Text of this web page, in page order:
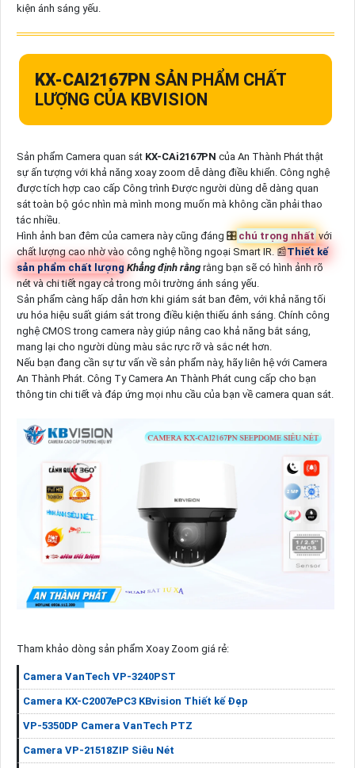
kiện ánh sáng yếu.
KX-CAI2167PN SẢN PHẨM CHẤT
LƯỢNG CỦA KBVISION
Sản phẩm Camera quan sát KX-CAi2167PN của An Thành Phát thật
sự ấn tượng với khả năng xoay zoom dễ dàng điều khiển. Công nghệ
được tích hợp cao cấp Công trình Được người dùng dễ dàng quan
sát toàn bộ góc nhìn mà mình mong muốn mà không cần phải thao
tác nhiều.
Hình ảnh ban đêm của camera này cũng đáng 🎛 chú trọng nhấtvới
chất lượng cao nhờ vào công nghệ hồng ngoại Smart IR. 📰Thiết kế
sản phẩm chất lượng Khẳng định rằngrằng bạn sẽ có hình ảnh rõ
nét và chi tiết ngay cả trong môi trường ánh sáng yếu.
Sản phẩm càng hấp dẫn hơn khi giám sát ban đêm, với khả năng tối
ưu hóa hiệu suất giám sát trong điều kiện thiếu ánh sáng. Chính công
nghệ CMOS trong camera này giúp nâng cao khả năng bắt sáng,
mang lại cho người dùng màu sắc rực rỡ và sắc nét hơn.
Nếu bạn đang cần sự tư vấn về sản phẩm này, hãy liên hệ với Camera
An Thành Phát. Công Ty Camera An Thành Phát cung cấp cho bạn
thông tin chi tiết và đáp ứng mọi nhu cầu của bạn về camera quan sát.
Tham khảo dòng sản phẩm Xoay Zoom giá rẻ:
Camera VanTech VP-3240PST
Camera KX-C2007ePC3 KBvision Thiết kế Đẹp
VP-5350DP Camera VanTech PTZ
Camera VP-21518ZIP Siêu Nét